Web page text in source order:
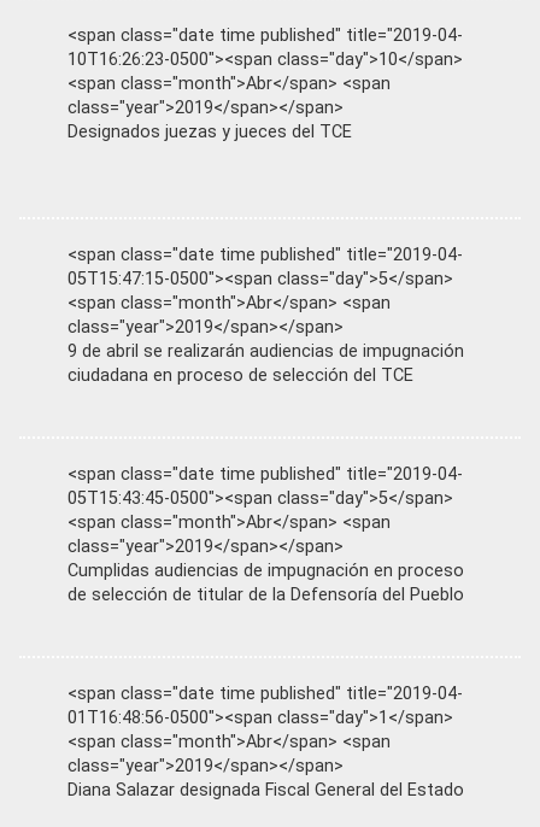
<span class="date time published" title="2019-04-
10T16:26:23-0500"><span class="day">10</span>
<span class="month">Abr</span> <span
class="year">2019</span></span>
Designados juezas y jueces del TCE
<span class="date time published" title="2019-04-
05T15:47:15-0500"><span class="day">5</span>
<span class="month">Abr</span> <span
class="year">2019</span></span>
9 de abril se realizarán audiencias de impugnación
ciudadana en proceso de selección del TCE
<span class="date time published" title="2019-04-
05T15:43:45-0500"><span class="day">5</span>
<span class="month">Abr</span> <span
class="year">2019</span></span>
Cumplidas audiencias de impugnación en proceso
de selección de titular de la Defensoría del Pueblo
<span class="date time published" title="2019-04-
01T16:48:56-0500"><span class="day">1</span>
<span class="month">Abr</span> <span
class="year">2019</span></span>
Diana Salazar designada Fiscal General del Estado